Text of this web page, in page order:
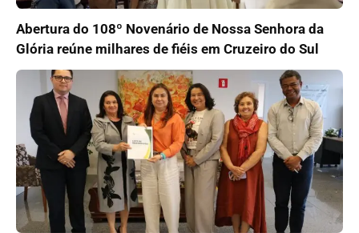
Abertura do 108º Novenário de Nossa Senhora da
Glória reúne milhares de fiéis em Cruzeiro do Sul